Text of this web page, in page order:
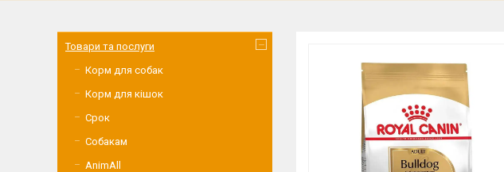
Товари та послуги
Корм для собак
Корм для кішок
Срок
Собакам
AnimAll